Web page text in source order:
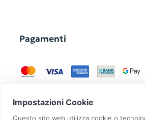
Pagamenti